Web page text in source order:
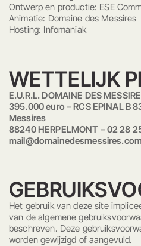
Ontwerp en productie: ESE
Animatie: Domaine des Messires
Hosting: Infomaniak
WETTELIJK
E.U.R.L. DOMAINE DES
395.000 euro – RCS EPINAL B
Messires
88240 HERPELMONT – 02 28
Het gebruik van deze site
van de algemene
beschreven. Deze
worden gewijzigd of aangevuld.